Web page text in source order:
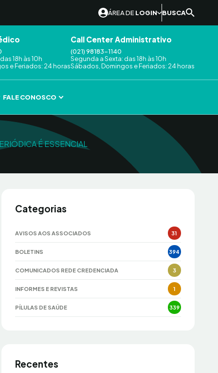
ÁREA DE LOGIN BUSCA
18h às 10h
e Feriados: 24 horas
Call Center Administrativo
(021) 98183-1140
Segunda a Sexta: das 18h às 10h
Sábados, Domingos e Feriados: 24 horas
FALE CONOSCO
É ESSENCIAL
Categorias
AVISOS AOS ASSOCIADOS 31
BOLETINS 394
COMUNICADOS REDE CREDENCIADA 3
INFORMES E REVISTAS 1
PÍLULAS DE SAÚDE 339
Recentes